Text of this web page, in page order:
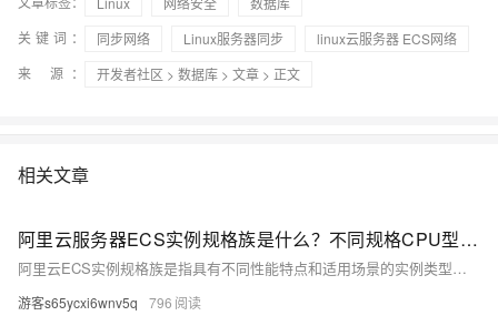
关键词：
同步网络 Linux服务器同步
linux云服务器 ECS网络
来 源：
开发者社区 > 数据库 > 文章 > 正文
相关文章
阿里云服务器ECS实例规格族是什么？不同规格CPU型号、处理器主频及网络性能参数均不同
阿里云ECS实例规格族是指具有不同性能特点和适用场景的实例类型集合。不同规格族如计算型c9i、通用算力型u1、经济型e等，在CPU型号、主频、网络性能、云盘IOPS等方面存在差异。即使CPU和内存配置相同，性能参数和价格也各不相同，适用于不同业务需求。
游客s65ycxi6wnv5q 796